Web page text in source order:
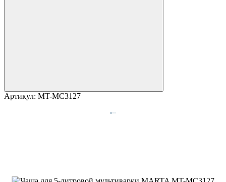
Артикул: MT-MC3127